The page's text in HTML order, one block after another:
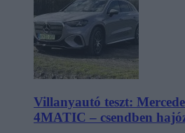
Villanyautó teszt:
4MATIC – csendben